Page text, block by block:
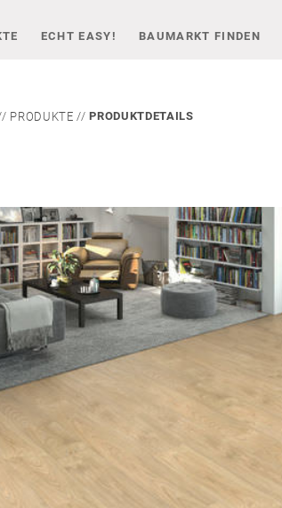
ECHT EASY! BAUMARKT FINDEN
PRODUKTE PRODUKTDETAILS